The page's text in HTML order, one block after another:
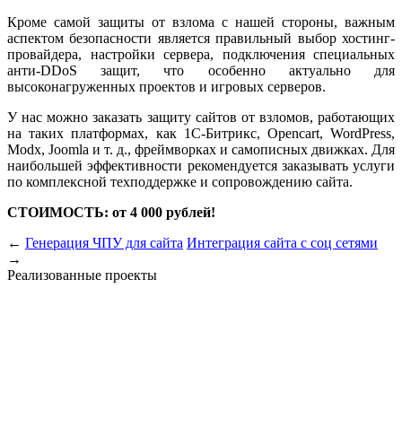
Кроме самой защиты от взлома с нашей стороны, важным
аспектом безопасности является правильный выбор хостинг-
провайдера, настройки сервера, подключения специальных
анти-DDoS защит, что особенно актуально для
высоконагруженных проектов и игровых серверов.
У нас можно заказать защиту сайтов от взломов, работающих
на таких платформах, как 1С-Битрикс, Opencart, WordPress,
Modx, Joomla и т. д., фреймворках и самописных движках. Для
наибольшей эффективности рекомендуется заказывать услуги
по комплексной техподдержке и сопровождению сайта.
СТОИМОСТЬ: от 4 000 рублей!
← Генерация ЧПУ для сайта Интеграция сайта с соц сетями
→
Реализованные проекты